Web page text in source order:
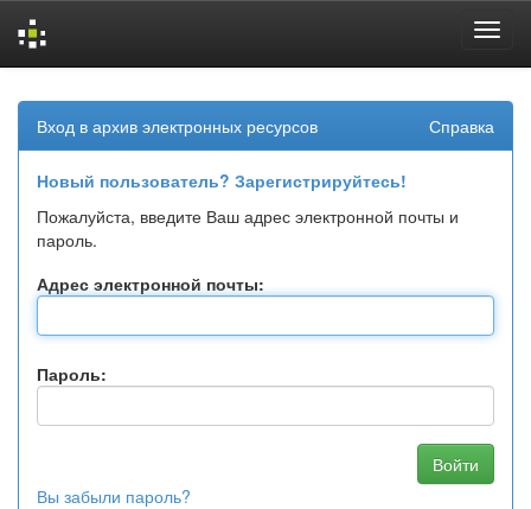
navigation
Вход в архив электронных ресурсов Справка
Новый пользователь? Зарегистрируйтесь!
Пожалуйста, введите Ваш адрес электронной почты и
пароль.
Адрес электронной почты:
Пароль:
Вы забыли пароль?